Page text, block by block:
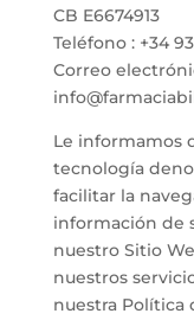
CB E6674913
Teléfono : +34
Correo
Le informamos
tecnología
facilitar la
información de
nuestro Sitio
nuestros
nuestra Política